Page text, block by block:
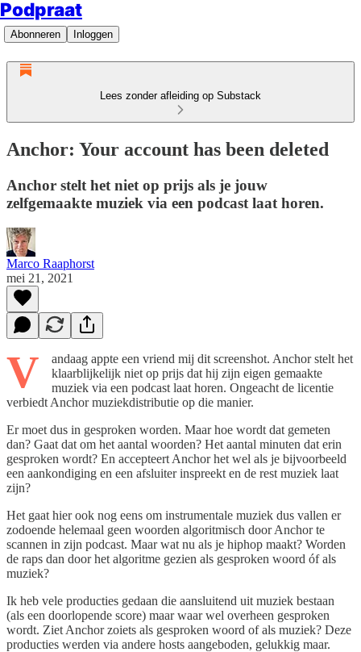
Podpraat
Abonneren Inloggen
Lees zonder afleiding op Substack
Anchor: Your account has been deleted
Anchor stelt het niet op prijs als je jouw
zelfgemaakte muziek via een podcast laat horen.
Marco Raaphorst
mei 21, 2021
V
andaag appte een vriend mij dit screenshot. Anchor stelt het
klaarblijkelijk niet op prijs dat hij zijn eigen gemaakte
muziek via een podcast laat horen. Ongeacht de licentie
verbiedt Anchor muziekdistributie op die manier.
Er moet dus in gesproken worden. Maar hoe wordt dat gemeten
dan? Gaat dat om het aantal woorden? Het aantal minuten dat erin
gesproken wordt? En accepteert Anchor het wel als je bijvoorbeeld
een aankondiging en een afsluiter inspreekt en de rest muziek laat
zijn?
Het gaat hier ook nog eens om instrumentale muziek dus vallen er
zodoende helemaal geen woorden algoritmisch door Anchor te
scannen in zijn podcast. Maar wat nu als je hiphop maakt? Worden
de raps dan door het algoritme gezien als gesproken woord óf als
muziek?
Ik heb vele producties gedaan die aansluitend uit muziek bestaan
(als een doorlopende score) maar waar wel overheen gesproken
wordt. Ziet Anchor zoiets als gesproken woord of als muziek? Deze
producties werden via andere hosts aangeboden, gelukkig maar.